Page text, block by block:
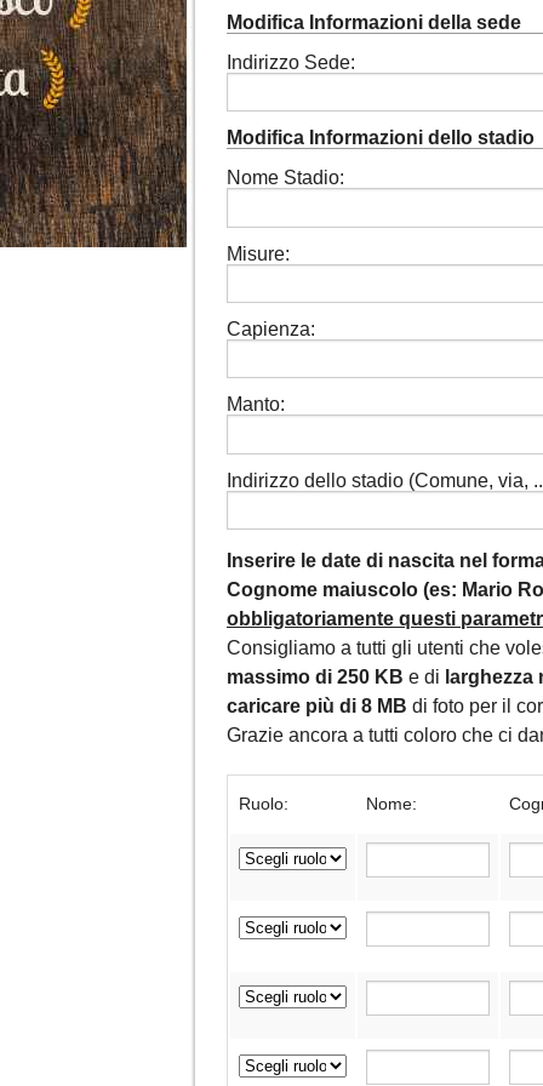
Modifica Informazioni della sede
Indirizzo Sede:
Modifica Informazioni dello stadio
Nome Stadio:
Misure:
Capienza:
Manto:
Indirizzo dello stadio (Comune, via,
Inserire le date di nascita nel
Cognome maiuscolo (es: Mario
obbligatoriamente questi
Consigliamo a tutti gli utenti che
massimo di 250 KB e di larghezza
caricare più di 8 MB di foto per il
Grazie ancora a tutti coloro che ci
Ruolo: Nome: